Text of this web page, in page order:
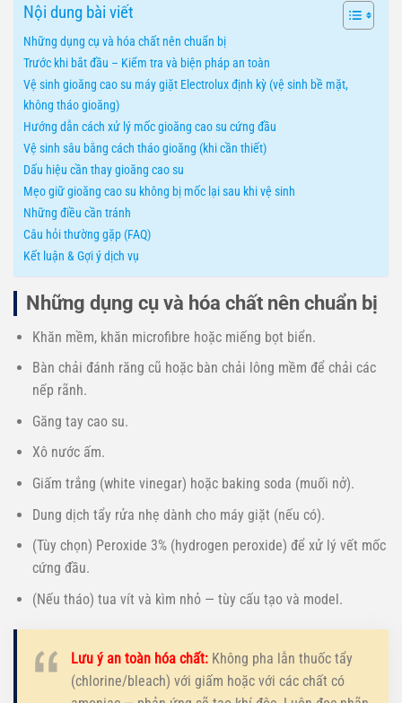
Nội dung bài viết
Những dụng cụ và hóa chất nên chuẩn bị
Trước khi bắt đầu – Kiểm tra và biện pháp an toàn
Vệ sinh gioăng cao su máy giặt Electrolux định kỳ (vệ sinh bề mặt,
không tháo gioăng)
Hướng dẫn cách xử lý mốc gioăng cao su cứng đầu
Vệ sinh sâu bằng cách tháo gioăng (khi cần thiết)
Dấu hiệu cần thay gioăng cao su
Mẹo giữ gioăng cao su không bị mốc lại sau khi vệ sinh
Những điều cần tránh
Câu hỏi thường gặp (FAQ)
Kết luận & Gợi ý dịch vụ
Những dụng cụ và hóa chất nên chuẩn bị
Khăn mềm, khăn microfibre hoặc miếng bọt biển.
Bàn chải đánh răng cũ hoặc bàn chải lông mềm để chải các
nếp rãnh.
Găng tay cao su.
Xô nước ấm.
Giấm trắng (white vinegar) hoặc baking soda (muối nở).
Dung dịch tẩy rửa nhẹ dành cho máy giặt (nếu có).
(Tùy chọn) Peroxide 3% (hydrogen peroxide) để xử lý vết mốc
cứng đầu.
(Nếu tháo) tua vít và kìm nhỏ — tùy cấu tạo và model.
Lưu ý an toàn hóa chất: Không pha lẫn thuốc tẩy
(chlorine/bleach) với giấm hoặc với các chất có